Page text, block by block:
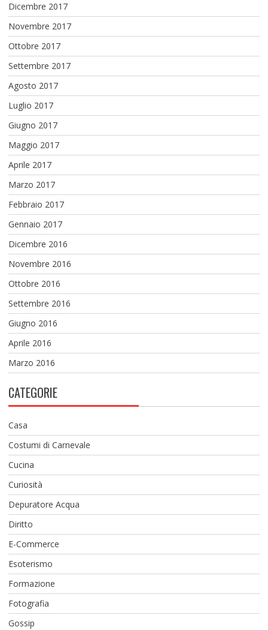
Dicembre 2017
Novembre 2017
Ottobre 2017
Settembre 2017
Agosto 2017
Luglio 2017
Giugno 2017
Maggio 2017
Aprile 2017
Marzo 2017
Febbraio 2017
Gennaio 2017
Dicembre 2016
Novembre 2016
Ottobre 2016
Settembre 2016
Giugno 2016
Aprile 2016
Marzo 2016
CATEGORIE
Casa
Costumi di Carnevale
Cucina
Curiosità
Depuratore Acqua
Diritto
E-Commerce
Esoterismo
Formazione
Fotografia
Gossip